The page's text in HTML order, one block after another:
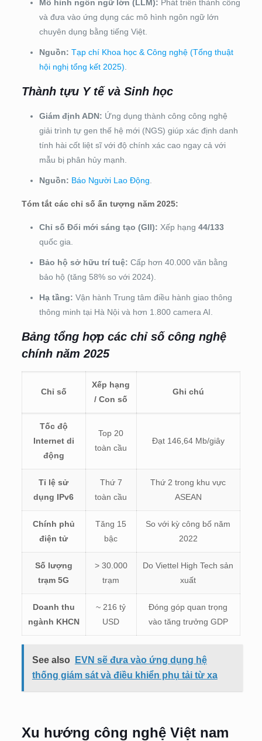
Mô hình ngôn ngữ lớn (LLM): Phát triển thành công
và đưa vào ứng dụng các mô hình ngôn ngữ lớn
chuyên dụng bằng tiếng Việt.
Nguồn: Tạp chí Khoa học & Công nghệ (Tổng thuật
hội nghị tổng kết 2025)
Thành tựu Y tế và Sinh học
Giám định ADN: Ứng dụng thành công công nghệ
giải trình tự gen thế hệ mới (NGS) giúp xác định danh
tính hài cốt liệt sĩ với độ chính xác cao ngay cả với
mẫu bị phân hủy mạnh.
Nguồn: Báo Người Lao Động
Tóm tắt các chỉ số ấn tượng năm 2025:
Chỉ số Đổi mới sáng tạo (GII): Xếp hạng 44/133
quốc gia.
Bảo hộ sở hữu trí tuệ: Cấp hơn 40.000 văn bằng
bảo hộ (tăng 58% so với 2024).
Hạ tầng: Vận hành Trung tâm điều hành giao thông
thông minh tại Hà Nội và hơn 1.800 camera AI.
Bảng tổng hợp các chỉ số công nghệ
chính năm 2025
Chỉ số
Xếp hạng
/ Con số
Ghi chú
Tốc độ
Internet di
động
Top 20
toàn cầu
Đạt 146,64 Mb/giây
Tỉ lệ sử
dụng IPv6
Thứ 7
toàn cầu
Thứ 2 trong khu vực
ASEAN
Chính phủ
điện tử
Tăng 15
bậc
So với kỳ công bố năm
2022
Số lượng
trạm 5G
> 30.000
trạm
Do Viettel High Tech sản
xuất
Doanh thu
ngành KHCN
~ 216 tỷ
USD
Đóng góp quan trọng
vào tăng trưởng GDP
See also
EVN sẽ đưa vào ứng dụng hệ
thống giám sát và điều khiển phụ tải từ xa
Xu hướng công nghệ Việt nam